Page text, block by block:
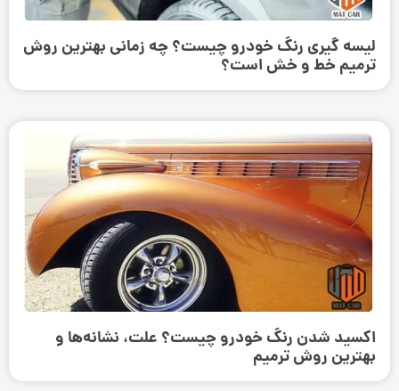
لیسه گیری رنگ خودرو چیست؟ چه زمانی بهترین روش
ترمیم خط و خش است؟
اکسید شدن رنگ خودرو چیست؟ علت، نشانه‌ها و
بهترین روش ترمیم